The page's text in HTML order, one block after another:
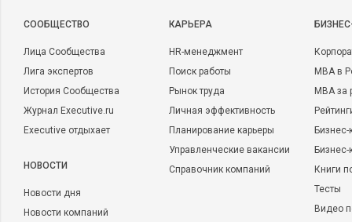
CООБЩЕСТВО
Лица Сообщества
Лига экспертов
История Сообщества
Журнал Executive.ru
Executive отдыхает
НОВОСТИ
Новости дня
Новости компаний
КАРЬЕРА
HR-менеджмент
Поиск работы
Рынок труда
Личная эффективность
Планирование карьеры
Управленческие вакансии
Справочник компаний
MBA в
MBA
Бизнес-
Книги
Тесты
Видео